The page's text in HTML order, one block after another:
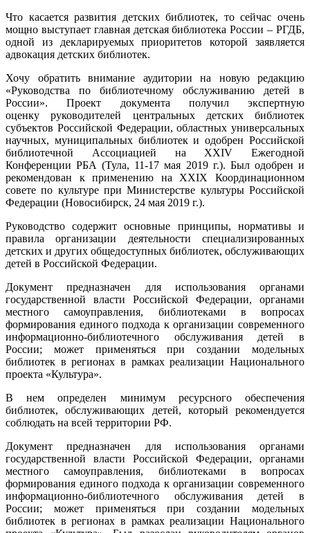
Что касается развития детских библиотек, то сейчас очень
мощно выступает главная детская библиотека России – РГДБ,
одной из декларируемых приоритетов которой заявляется
адвокация детских библиотек.
Хочу обратить внимание аудитории на новую редакцию
«Руководства по библиотечному обслуживанию детей в
России». Проект документа получил экспертную
оценку руководителей центральных детских библиотек
субъектов Российской Федерации, областных универсальных
научных, муниципальных библиотек и одобрен Российской
библиотечной Ассоциацией на XXIV Ежегодной
Конференции РБА (Тула, 11-17 мая 2019 г.). Был одобрен и
рекомендован к применению на XXIX Координационном
совете по культуре при Министерстве культуры Российской
Федерации (Новосибирск, 24 мая 2019 г.).
Руководство содержит основные принципы, нормативы и
правила организации деятельности специализированных
детских и других общедоступных библиотек, обслуживающих
детей в Российской Федерации.
Документ предназначен для использования органами
государственной власти Российской Федерации, органами
местного самоуправления, библиотеками в вопросах
формирования единого подхода к организации современного
информационно-библиотечного обслуживания детей в
России; может применяться при создании модельных
библиотек в регионах в рамках реализации Национального
проекта «Культура».
В нем определен минимум ресурсного обеспечения
библиотек, обслуживающих детей, который рекомендуется
соблюдать на всей территории РФ.
Документ предназначен для использования органами
государственной власти Российской Федерации, органами
местного самоуправления, библиотеками в вопросах
формирования единого подхода к организации современного
информационно-библиотечного обслуживания детей в
России; может применяться при создании модельных
библиотек в регионах в рамках реализации Национального